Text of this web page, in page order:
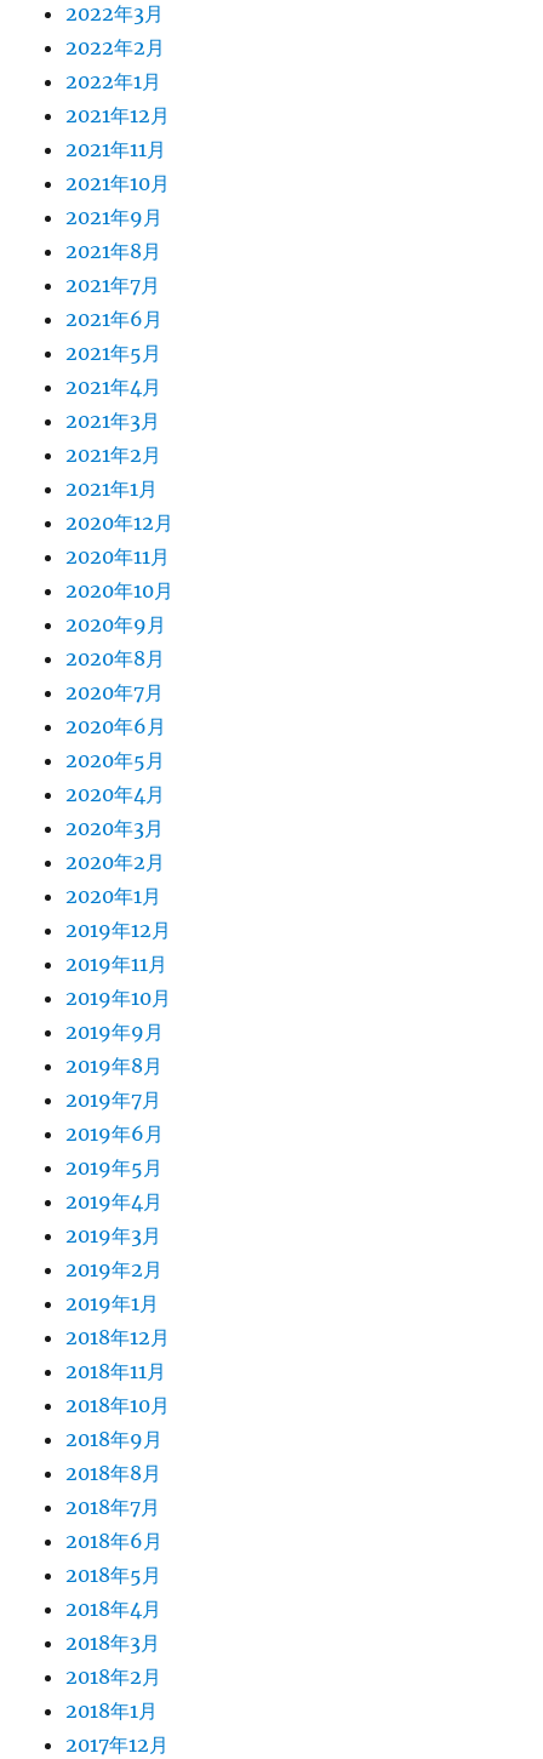
2022年3月
2022年2月
2022年1月
2021年12月
2021年11月
2021年10月
2021年9月
2021年8月
2021年7月
2021年6月
2021年5月
2021年4月
2021年3月
2021年2月
2021年1月
2020年12月
2020年11月
2020年10月
2020年9月
2020年8月
2020年7月
2020年6月
2020年5月
2020年4月
2020年3月
2020年2月
2020年1月
2019年12月
2019年11月
2019年10月
2019年9月
2019年8月
2019年7月
2019年6月
2019年5月
2019年4月
2019年3月
2019年2月
2019年1月
2018年12月
2018年11月
2018年10月
2018年9月
2018年8月
2018年7月
2018年6月
2018年5月
2018年4月
2018年3月
2018年2月
2018年1月
2017年12月